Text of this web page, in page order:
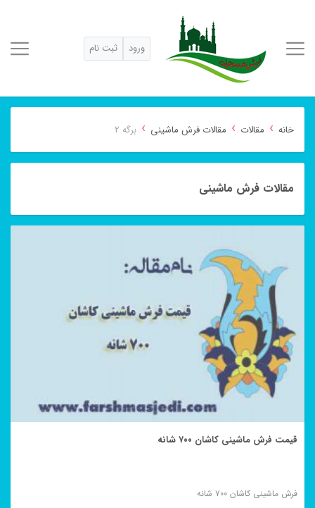
ورود ثبت نام
خانه › مقالات › مقالات فرش ماشینی › برگه 2
مقالات فرش ماشینی
قیمت فرش ماشینی کاشان ۷۰۰ شانه
فرش ماشینی کاشان ۷۰۰ شانه